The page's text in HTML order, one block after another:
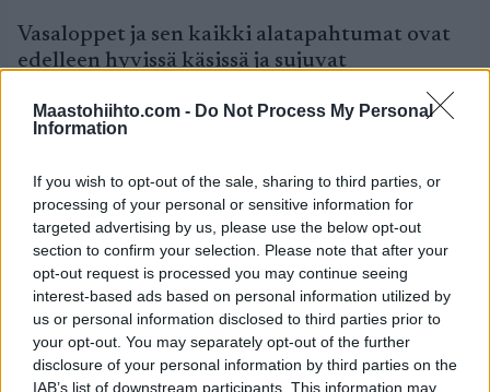
Maastohiihto.com - Do Not Process My Personal
Information
If you wish to opt-out of the sale, sharing to third parties, or
processing of your personal or sensitive information for
targeted advertising by us, please use the below opt-out
section to confirm your selection. Please note that after your
opt-out request is processed you may continue seeing
interest-based ads based on personal information utilized by
us or personal information disclosed to third parties prior to
your opt-out. You may separately opt-out of the further
disclosure of your personal information by third parties on the
IAB’s list of downstream participants. This information may
Vasaloppet ja sen kaikki alatapahtumat ovat
edelleen hyvissä käsissä ja sujuvat
tapauksessa järjestäjäorganisaation sisällä on
nyt herätty myös tulevaisuutta ajatellen.
henkilöitä, kasaantuu vastuullisimmat
tehtävät aina muutamien yksittäisten
henkilöiden harteille.
Langd.se: ”Vasaloppet för stort för
arrangörsklubbarna”